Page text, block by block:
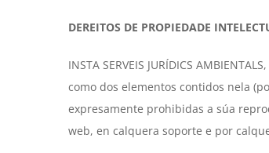
DEREITOS DE PROPIEDADE
INSTA SERVEIS JURÍDICS
como dos elementos contidos nela
expresamente prohibidas a súa
web, en calquera soporte e por